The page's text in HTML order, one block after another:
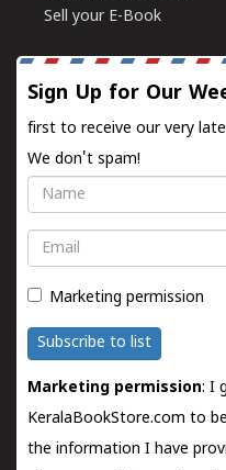
Sell your E-Book
Sign Up for Our
first to receive our very
We don't spam!
Name
Email
Marketing permission
Subscribe to list
Marketing permission: I
KeralaBookStore.com to
the information I have